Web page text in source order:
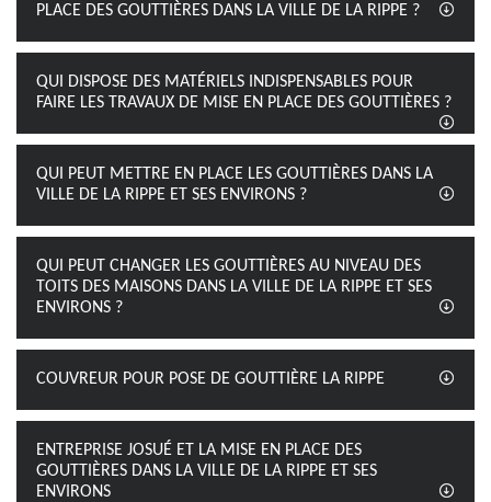
PLACE DES GOUTTIÈRES DANS LA VILLE DE LA RIPPE ?
QUI DISPOSE DES MATÉRIELS INDISPENSABLES POUR
FAIRE LES TRAVAUX DE MISE EN PLACE DES GOUTTIÈRES ?
QUI PEUT METTRE EN PLACE LES GOUTTIÈRES DANS LA
VILLE DE LA RIPPE ET SES ENVIRONS ?
QUI PEUT CHANGER LES GOUTTIÈRES AU NIVEAU DES
TOITS DES MAISONS DANS LA VILLE DE LA RIPPE ET SES
ENVIRONS ?
COUVREUR POUR POSE DE GOUTTIÈRE LA RIPPE
ENTREPRISE JOSUÉ ET LA MISE EN PLACE DES
GOUTTIÈRES DANS LA VILLE DE LA RIPPE ET SES
ENVIRONS